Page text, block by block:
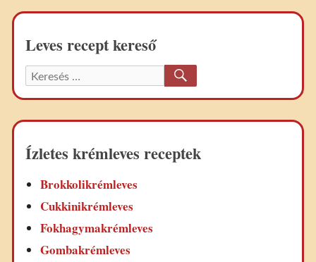
Leves recept kereső
Keresett
recept:
Ízletes krémleves receptek
Brokkolikrémleves
Cukkinikrémleves
Fokhagymakrémleves
Gombakrémleves